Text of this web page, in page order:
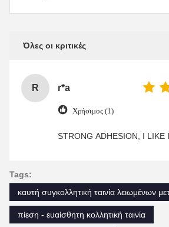
Όλες οι κριτικές
R r*a
Χρήσιμος (1)
STRONG ADHESION, I LIKE
Tags:
καυτή συγκολλητική ταινία λειωμένων
πίεση - ευαίσθητη κολλητική ταινία